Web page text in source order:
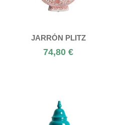
JARRÓN PLITZ
74,80 €